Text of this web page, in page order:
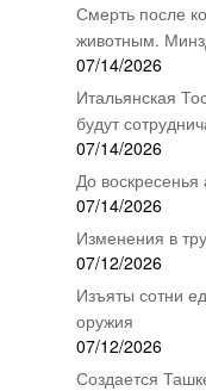
Смерть после
животным.
07/14/2026
Итальянская
будут
07/14/2026
До
07/14/2026
Изменения в
07/12/2026
Изъяты сотни
оружия
07/12/2026
Создается